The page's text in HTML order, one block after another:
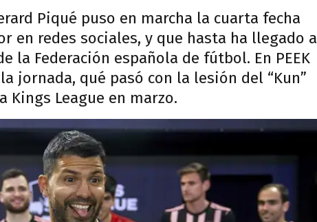
Piqué puso en marcha la cuarta fecha
en redes sociales, y que hasta ha llegado a
la Federación española de fútbol. En PEEK
jornada, qué pasó con la lesión del “Kun”
Kings League en marzo.